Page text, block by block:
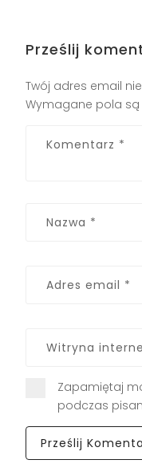
Prześlij
Twój adres email
Wymagane pola
Zapamiętaj
podczas